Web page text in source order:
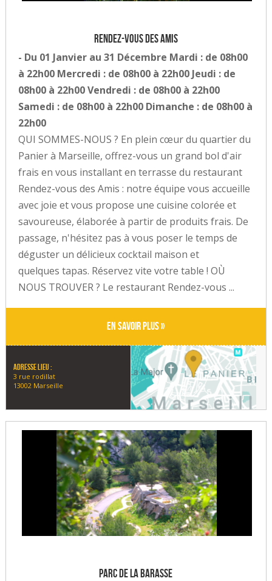
Rendez-vous des amis
- Du 01 Janvier au 31 Décembre Mardi : de 08h00
à 22h00 Mercredi : de 08h00 à 22h00 Jeudi : de
08h00 à 22h00 Vendredi : de 08h00 à 22h00
Samedi : de 08h00 à 22h00 Dimanche : de 08h00 à
22h00
QUI SOMMES-NOUS ? En plein cœur du quartier du
Panier à Marseille, offrez-vous un grand bol d'air
frais en vous installant en terrasse du restaurant
Rendez-vous des Amis : notre équipe vous accueille
avec joie et vous propose une cuisine colorée et
savoureuse, élaborée à partir de produits frais. De
passage, n'hésitez pas à vous poser le temps de
déguster un délicieux cocktail maison et
quelques tapas. Réservez vite votre table ! OÙ
NOUS TROUVER ? Le restaurant Rendez-vous ...
En savoir plus »
Adresse lieu :
3 rue rodillat
13002 Marseille
Parc de la Barasse